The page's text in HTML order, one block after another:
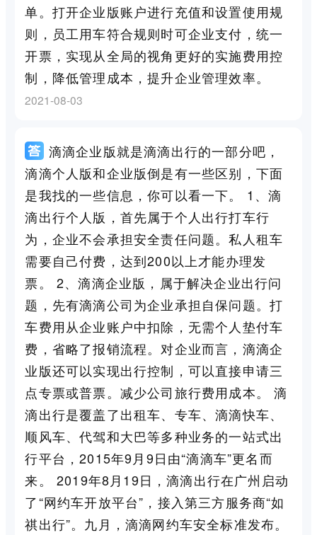
单。打开企业版账户进行充值和设置使用规
则，员工用车符合规则时可企业支付，统一
开票，实现从全局的视角更好的实施费用控
制，降低管理成本，提升企业管理效率。
2021-08-03
滴滴企业版就是滴滴出行的一部分吧，
滴滴个人版和企业版倒是有一些区别，下面
是我找的一些信息，你可以看一下。 1、滴
滴出行个人版，首先属于个人出行打车行
为，企业不会承担安全责任问题。私人租车
需要自己付费，达到200以上才能办理发
票。 2、滴滴企业版，属于解决企业出行问
题，先有滴滴公司为企业承担自保问题。打
车费用从企业账户中扣除，无需个人垫付车
费，省略了报销流程。对企业而言，滴滴企
业版还可以实现出行控制，可以直接申请三
点专票或普票。减少公司旅行费用成本。 滴
滴出行是覆盖了出租车、专车、滴滴快车、
顺风车、代驾和大巴等多种业务的一站式出
行平台，2015年9月9日由“滴滴车”更名而
来。 2019年8月19日，滴滴出行在广州启动
了“网约车开放平台”，接入第三方服务商“如
祺出行”。九月，滴滴网约车安全标准发布。